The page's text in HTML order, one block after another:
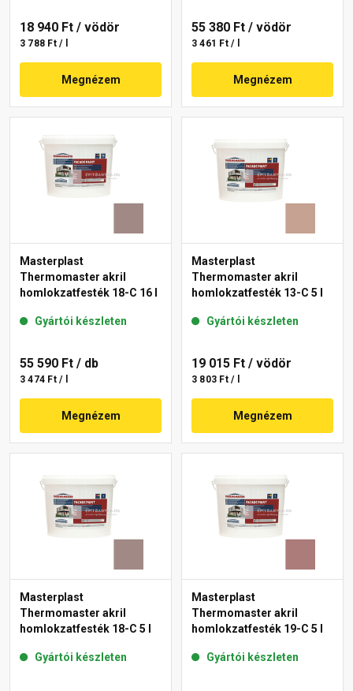
18 940 Ft / vödör
3 788 Ft / l
Megnézem
55 380 Ft / vödör
3 461 Ft / l
Megnézem
Masterplast
Thermomaster akril
homlokzatfesték 18-C 16 l
Gyártói készleten
55 590 Ft / db
3 474 Ft / l
Megnézem
Masterplast
Thermomaster akril
homlokzatfesték 13-C 5 l
Gyártói készleten
19 015 Ft / vödör
3 803 Ft / l
Megnézem
Masterplast
Thermomaster akril
homlokzatfesték 18-C 5 l
Gyártói készleten
Masterplast
Thermomaster akril
homlokzatfesték 19-C 5 l
Gyártói készleten